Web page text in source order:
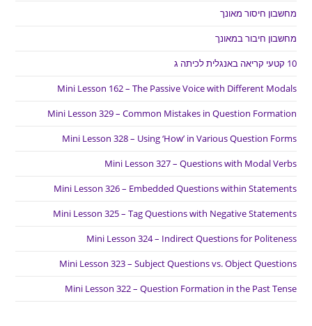
מחשבון חיסור מאונך
מחשבון חיבור במאונך
10 קטעי קריאה באנגלית לכיתה ג
Mini Lesson 162 – The Passive Voice with Different Modals
Mini Lesson 329 – Common Mistakes in Question Formation
Mini Lesson 328 – Using ‘How’ in Various Question Forms
Mini Lesson 327 – Questions with Modal Verbs
Mini Lesson 326 – Embedded Questions within Statements
Mini Lesson 325 – Tag Questions with Negative Statements
Mini Lesson 324 – Indirect Questions for Politeness
Mini Lesson 323 – Subject Questions vs. Object Questions
Mini Lesson 322 – Question Formation in the Past Tense